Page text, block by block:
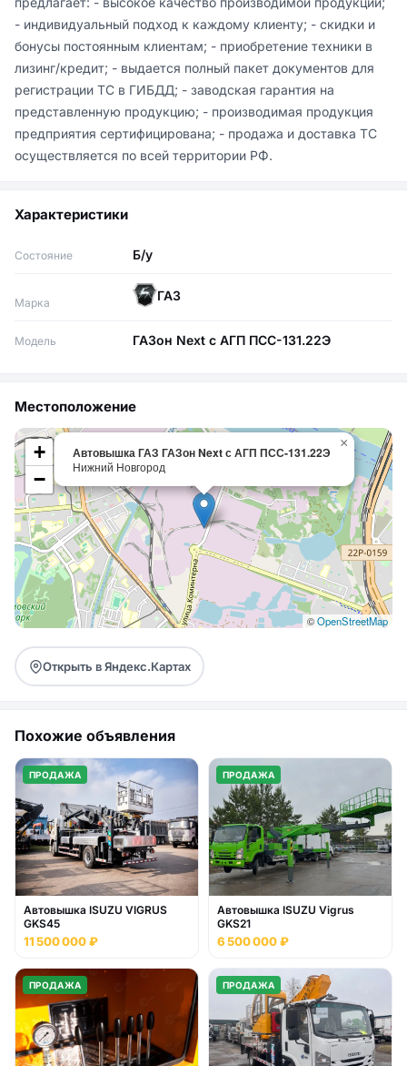
- индивидуальный подход к каждому клиенту; - скидки и
бонусы постоянным клиентам; - приобретение техники в
лизинг/кредит; - выдается полный пакет документов для
регистрации ТС в ГИБДД; - заводская гарантия на
представленную продукцию; - производимая продукция
предприятия сертифицирована; - продажа и доставка ТС
осуществляется по всей территории РФ.
Характеристики
Состояние Б/у
Марка ГАЗ
Модель ГАЗон Next с АГП ПСС-131.22Э
Местоположение
Автовышка ГАЗ ГАЗон Next с АГП ПСС-131.22Э
Нижний Новгород
×
+
−
©OpenStreetMap
Открыть в Яндекс.Картах
Похожие объявления
ПРОДАЖА
Автовышка ISUZU VIGRUS
GKS45
11 500 000 ₽
ПРОДАЖА
Автовышка ISUZU Vigrus
GKS21
6 500 000 ₽
ПРОДАЖА ПРОДАЖА